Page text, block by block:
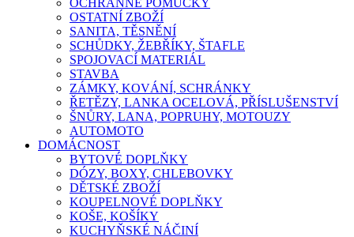
OCHRANNÉ POMŮCKY
OSTATNÍ ZBOŽÍ
SANITA, TĚSNĚNÍ
SCHŮDKY, ŽEBŘÍKY, ŠTAFLE
SPOJOVACÍ MATERIÁL
STAVBA
ZÁMKY, KOVÁNÍ, SCHRÁNKY
ŘETĚZY, LANKA OCELOVÁ, PŘÍSLUŠENSTVÍ
ŠNŮRY, LANA, POPRUHY, MOTOUZY
AUTOMOTO
DOMÁCNOST
BYTOVÉ DOPLŇKY
DÓZY, BOXY, CHLEBOVKY
DĚTSKÉ ZBOŽÍ
KOUPELNOVÉ DOPLŇKY
KOŠE, KOŠÍKY
KUCHYŇSKÉ NÁČINÍ